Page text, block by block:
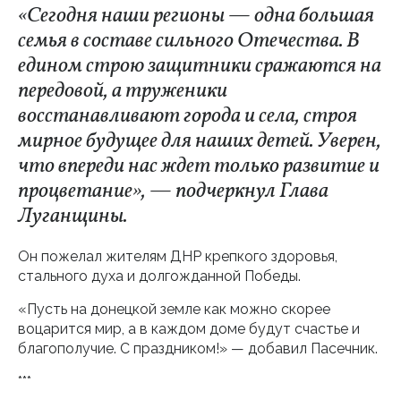
«Сегодня наши регионы — одна большая
семья в составе сильного Отечества. В
едином строю защитники сражаются на
передовой, а труженики
восстанавливают города и села, строя
мирное будущее для наших детей. Уверен,
что впереди нас ждет только развитие и
процветание», — подчеркнул Глава
Луганщины.
Он пожелал жителям ДНР крепкого здоровья,
стального духа и долгожданной Победы.
«Пусть на донецкой земле как можно скорее
воцарится мир, а в каждом доме будут счастье и
благополучие. С праздником!» — добавил Пасечник.
***